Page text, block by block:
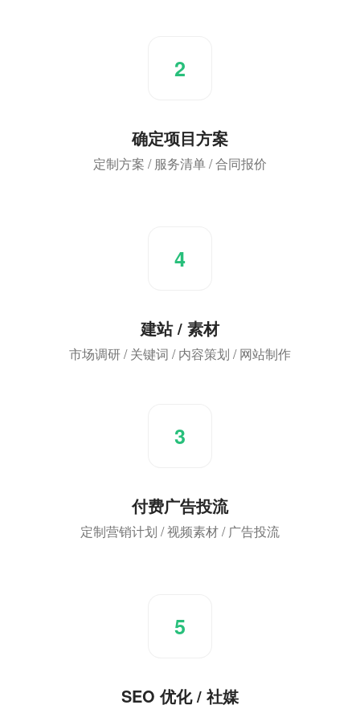
2
确定项目方案
定制方案 / 服务清单 / 合同报价
4
建站 / 素材
市场调研 / 关键词 / 内容策划 / 网站制作
3
付费广告投流
定制营销计划 / 视频素材 / 广告投流
5
SEO 优化 / 社媒